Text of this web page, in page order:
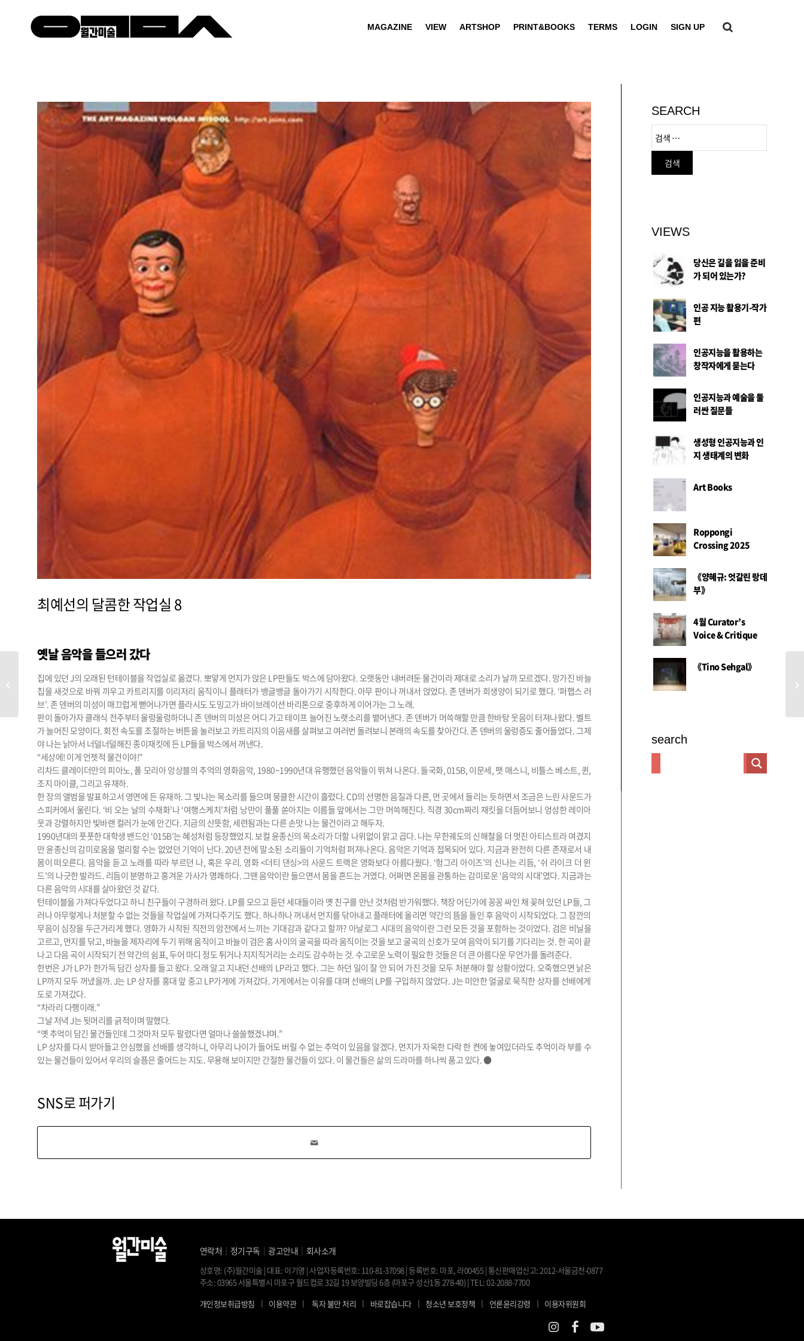
MAGAZINE VIEW ARTSHOP PRINT&BOOKS TERMS LOGIN SIGN UP
최예선의 달콤한 작업실 8
옛날 음악을 들으러 갔다
집에 있던 J의 오래된 턴테이블을 작업실로 옮겼다. 뽀얗게 먼지가 앉은 LP판들도 박스에 담아왔다. 오랫동안 내버려둔 물건이라 제대로 소리가 날까 모르겠다. 망가진 바늘
칩을 새것으로 바꿔 끼우고 카트리지를 이리저리 움직이니 플래터가 뱅글뱅글 돌아가기 시작한다. 아무 판이나 꺼내서 얹었다. 존 덴버가 희생양이 되기로 했다. ‘퍼햅스 러
브’. 존 덴버의 미성이 매끄럽게 뻗어나가면 플라시도 도밍고가 바이브레이션 바리톤으로 중후하게 이어가는 그 노래.
판이 돌아가자 클래식 전주부터 울렁울렁하더니 존 덴버의 미성은 어디 가고 테이프 늘어진 노랫소리를 뱉어낸다. 존 덴버가 머쓱해할 만큼 한바탕 웃음이 터져나왔다. 벨트
가 늘어진 모양이다. 회전 속도를 조절하는 버튼을 눌러보고 카트리지의 이음새를 살펴보고 여러번 돌려보니 본래의 속도를 찾아간다. 존 덴버의 울렁증도 줄어들었다. 그제
야 나는 낡아서 너덜너덜해진 종이재킷에 든 LP들을 박스에서 꺼낸다.
“세상에! 이게 언젯적 물건이야!”
리차드 클레이더만의 피아노, 폴 모리아 앙상블의 추억의 영화음악, 1980~1990년대 유행했던 음악들이 뛰쳐 나온다. 들국화, 015B, 이문세, 팻 매스니, 비틀스 베스트, 퀸,
조지 마이클, 그리고 유재하.
한 장의 앨범을 발표하고서 영면에 든 유재하. 그 빛나는 목소리를 들으며 뭉클한 시간이 흘렀다. CD의 선명한 음질과 다른, 먼 곳에서 들리는 듯하면서 조금은 느린 사운드가
스피커에서 울린다. ‘비 오는 날의 수채화’나 ‘여행스케치’처럼 낭만이 풀풀 쏟아지는 이름들 앞에서는 그만 머쓱해진다. 직경 30cm짜리 재킷을 더듬어보니 엉성한 레이아
웃과 강렬하지만 빛바랜 컬러가 눈에 안긴다. 지금의 산뜻함, 세련됨과는 다른 손맛 나는 물건이라고 해두자.
1990년대의 풋풋한 대학생 밴드인 ‘015B’는 혜성처럼 등장했었지. 보컬 윤종신의 목소리가 더할 나위없이 맑고 곱다. 나는 무한궤도의 신해철을 더 멋진 아티스트라 여겼지
만 윤종신의 감미로움을 멀리할 수는 없었던 기억이 난다. 20년 전에 말소된 소리들이 기억처럼 퍼져나온다. 음악은 기억과 접목되어 있다. 지금과 완전히 다른 존재로서 내
몸이 떠오른다. 음악을 듣고 노래를 따라 부르던 나, 혹은 우리. 영화 <더티 댄싱>의 사운드 트랙은 영화보다 아름다웠다. ‘헝그리 아이즈’의 신나는 리듬, ‘쉬 라이크 더 윈
드’의 나긋한 발라드. 리듬이 분명하고 흥겨운 가사가 명쾌하다. 그땐 음악이란 들으면서 몸을 흔드는 거였다. 어쩌면 온몸을 관통하는 감미로운 ‘음악의 시대’였다. 지금과는
다른 음악의 시대를 살아왔던 것 같다.
턴테이블을 가져다두었다고 하니 친구들이 구경하러 왔다. LP를 모으고 듣던 세대들이라 옛 친구를 만난 것처럼 반가워했다. 책장 어딘가에 꽁꽁 싸인 채 꽂혀 있던 LP들, 그
러나 아무렇게나 처분할 수 없는 것들을 작업실에 가져다주기도 했다. 하나하나 꺼내서 먼지를 닦아내고 플래터에 올리면 약간의 뜸을 들인 후 음악이 시작되었다. 그 잠깐의
무음이 심장을 두근거리게 했다. 영화가 시작된 직전의 암전에서 느끼는 기대감과 같다고 할까? 아날로그 시대의 음악이란 그런 모든 것을 포함하는 것이었다. 검은 비닐을
고르고, 먼지를 닦고, 바늘을 제자리에 두기 위해 움직이고 바늘이 검은 홈 사이의 굴곡을 따라 움직이는 것을 보고 굴곡의 신호가 모여 음악이 되기를 기다리는 것. 한 곡이 끝
나고 다음 곡이 시작되기 전 약간의 쉼표, 두어 마디 정도 튀거나 지지직거리는 소리도 감수하는 것. 수고로운 노력이 필요한 것들은 더 큰 아름다운 무언가를 돌려준다.
한번은 J가 LP가 한가득 담긴 상자를 들고 왔다. 오래 알고 지내던 선배의 LP라고 했다. 그는 하던 일이 잘 안 되어 가진 것을 모두 처분해야 할 상황이었다. 오죽했으면 낡은
LP까지 모두 꺼냈을까. J는 LP 상자를 홍대 앞 중고 LP가게에 가져갔다. 가게에서는 이유를 대며 선배의 LP를 구입하지 않았다. J는 미안한 얼굴로 묵직한 상자를 선배에게
도로 가져갔다.
“차라리 다행이래.”
그날 저녁 J는 뒷머리를 긁적이며 말했다.
“옛 추억이 담긴 물건들인데 그것마저 모두 팔렸다면 얼마나 쓸쓸했겠냐며.”
LP 상자를 다시 받아들고 안심했을 선배를 생각하니, 아무리 나이가 들어도 버릴 수 없는 추억이 있음을 알겠다. 먼지가 자욱한 다락 한 켠에 놓여있더라도 추억이라 부를 수
있는 물건들이 있어서 우리의 슬픔은 줄어드는 지도. 무용해 보이지만 간절한 물건들이 있다. 이 물건들은 삶의 드라마를 하나씩 품고 있다. ●
SNS로 퍼가기
SEARCH
VIEWS
당신은 길을 잃을 준비
가 되어 있는가?
인공 지능 활용기-작가
편
인공지능을 활용하는
창작자에게 묻는다
인공지능과 예술을 둘
러싼 질문들
생성형 인공지능과 인
지 생태계의 변화
Art Books
Roppongi
Crossing 2025
《양혜규: 엇갈린 랑데
부》
4월 Curator’s
Voice & Critique
《Tino Sehgal》
search
연락처 정기구독 ｜광고안내 회사소개
상호명: (주)월간미술 | 대표: 이기영 | 사업자등록번호: 110-81-37098 | 등록번호: 마포, 라00455 | 통신판매업신고: 2012-서울금천-0877
주소: 03965 서울특별시 마포구 월드컵로 32길 19 보양빌딩 6층 (마포구 성산1동 278-40) | TEL: 02-2088-7700
개인정보취급방침
l 이용약관 l 독자 불만 처리 l 바로잡습니다 l 청소년 보호정책 l 언론윤리강령 l 이용자위원회
CRITIC 한운성 디지로그 풍경